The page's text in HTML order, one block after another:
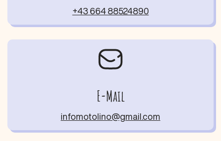
+43 664 88524890
E-Mail
infomotolino@gmail.com